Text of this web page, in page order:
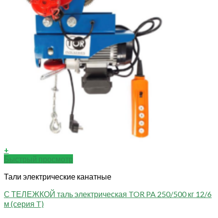
+
Быстрый просмотр
Тали электрические канатные
С ТЕЛЕЖКОЙ таль электрическая TOR PA 250/500 кг 12/6
м (серия T)